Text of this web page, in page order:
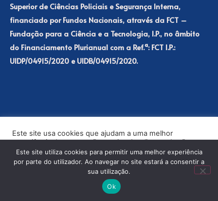
Superior de Ciências Policiais e Segurança Interna,
financiado por Fundos Nacionais, através da FCT –
Fundação para a Ciência e a Tecnologia, I.P., no âmbito
do Financiamento Plurianual com a Ref.ª: FCT I.P.:
UIDP/04915/2020 e UIDB/04915/2020.
PSP ISCPSI
ICPOL
Para mais informações consulte a política de privacidadedo repositório.
Este site usa cookies que ajudam a uma melhor
experiência de navegação no site. Ao clicar no botão
“Aceitar” ou continuar a visualizar o nosso site, você
concorda com o uso de cookies no nosso site.
Este site utiliza cookies para permitir uma melhor experiência
por parte do utilizador. Ao navegar no site estará a consentir a
sua utilização.
Ok